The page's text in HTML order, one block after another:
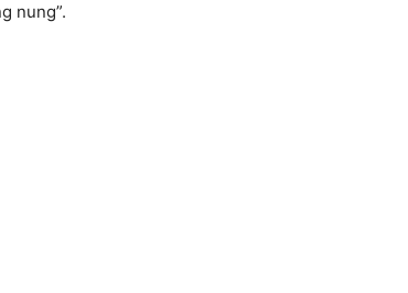
nung”.